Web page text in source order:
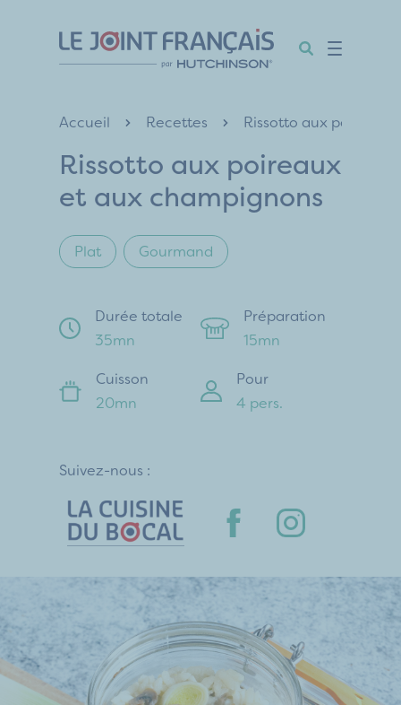
Accueil Recettes Rissotto aux poireaux
Rissotto aux poireaux
et aux champignons
Plat Gourmand
Durée totale
35mn
Préparation
15mn
Cuisson
20mn
Pour
4 pers.
Suivez-nous :